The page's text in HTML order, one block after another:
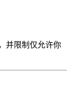
并限制仅允许你